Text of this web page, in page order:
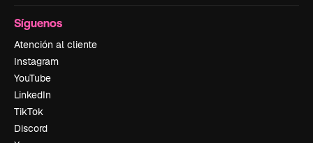
Síguenos
Atención al cliente
Instagram
YouTube
LinkedIn
TikTok
Discord